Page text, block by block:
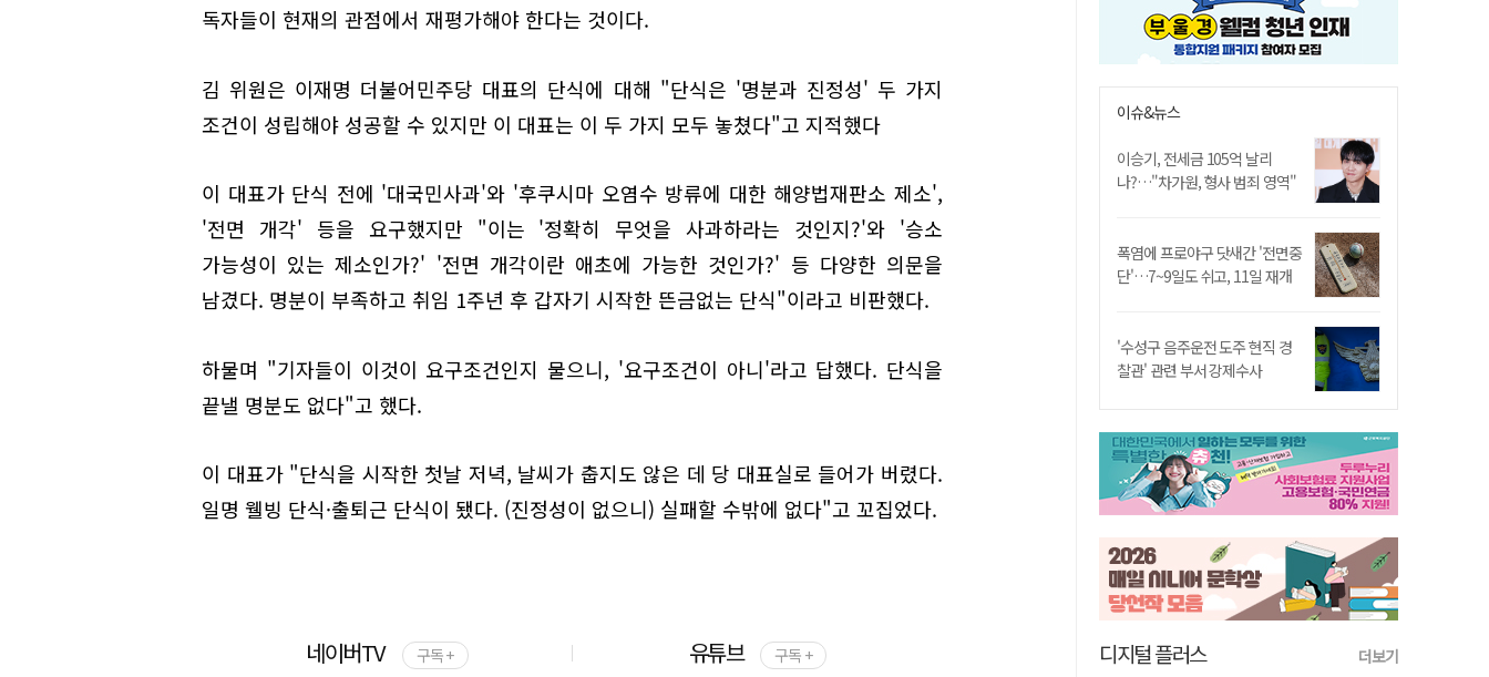
독자들이 현재의 관점에서 재평가해야 한다는 것이다.
김 위원은 이재명 더불어민주당 대표의 단식에 대해 "단식은 '명분과 진정성' 두 가지
조건이 성립해야 성공할 수 있지만 이 대표는 이 두 가지 모두 놓쳤다"고 지적했다
이 대표가 단식 전에 '대국민사과'와 '후쿠시마 오염수 방류에 대한 해양법재판소 제소',
'전면 개각' 등을 요구했지만 "이는 '정확히 무엇을 사과하라는 것인지?'와 '승소
가능성이 있는 제소인가?' '전면 개각이란 애초에 가능한 것인가?' 등 다양한 의문을
남겼다. 명분이 부족하고 취임 1주년 후 갑자기 시작한 뜬금없는 단식"이라고 비판했다.
하물며 "기자들이 이것이 요구조건인지 물으니, '요구조건이 아니'라고 답했다. 단식을
끝낼 명분도 없다"고 했다.
이 대표가 "단식을 시작한 첫날 저녁, 날씨가 춥지도 않은 데 당 대표실로 들어가 버렸다.
일명 웰빙 단식·출퇴근 단식이 됐다. (진정성이 없으니) 실패할 수밖에 없다"고 꼬집었다.
네이버TV 구독 + 유튜브 구독 +
이슈&뉴스
이승기, 전세금 105억 날리
나?…"차가원, 형사 범죄 영역"
폭염에 프로야구 닷새간 '전면중
단'…7~9일도 쉬고, 11일 재개
'수성구 음주운전 도주 현직 경
찰관' 관련 부서 강제수사
디지털 플러스 더보기